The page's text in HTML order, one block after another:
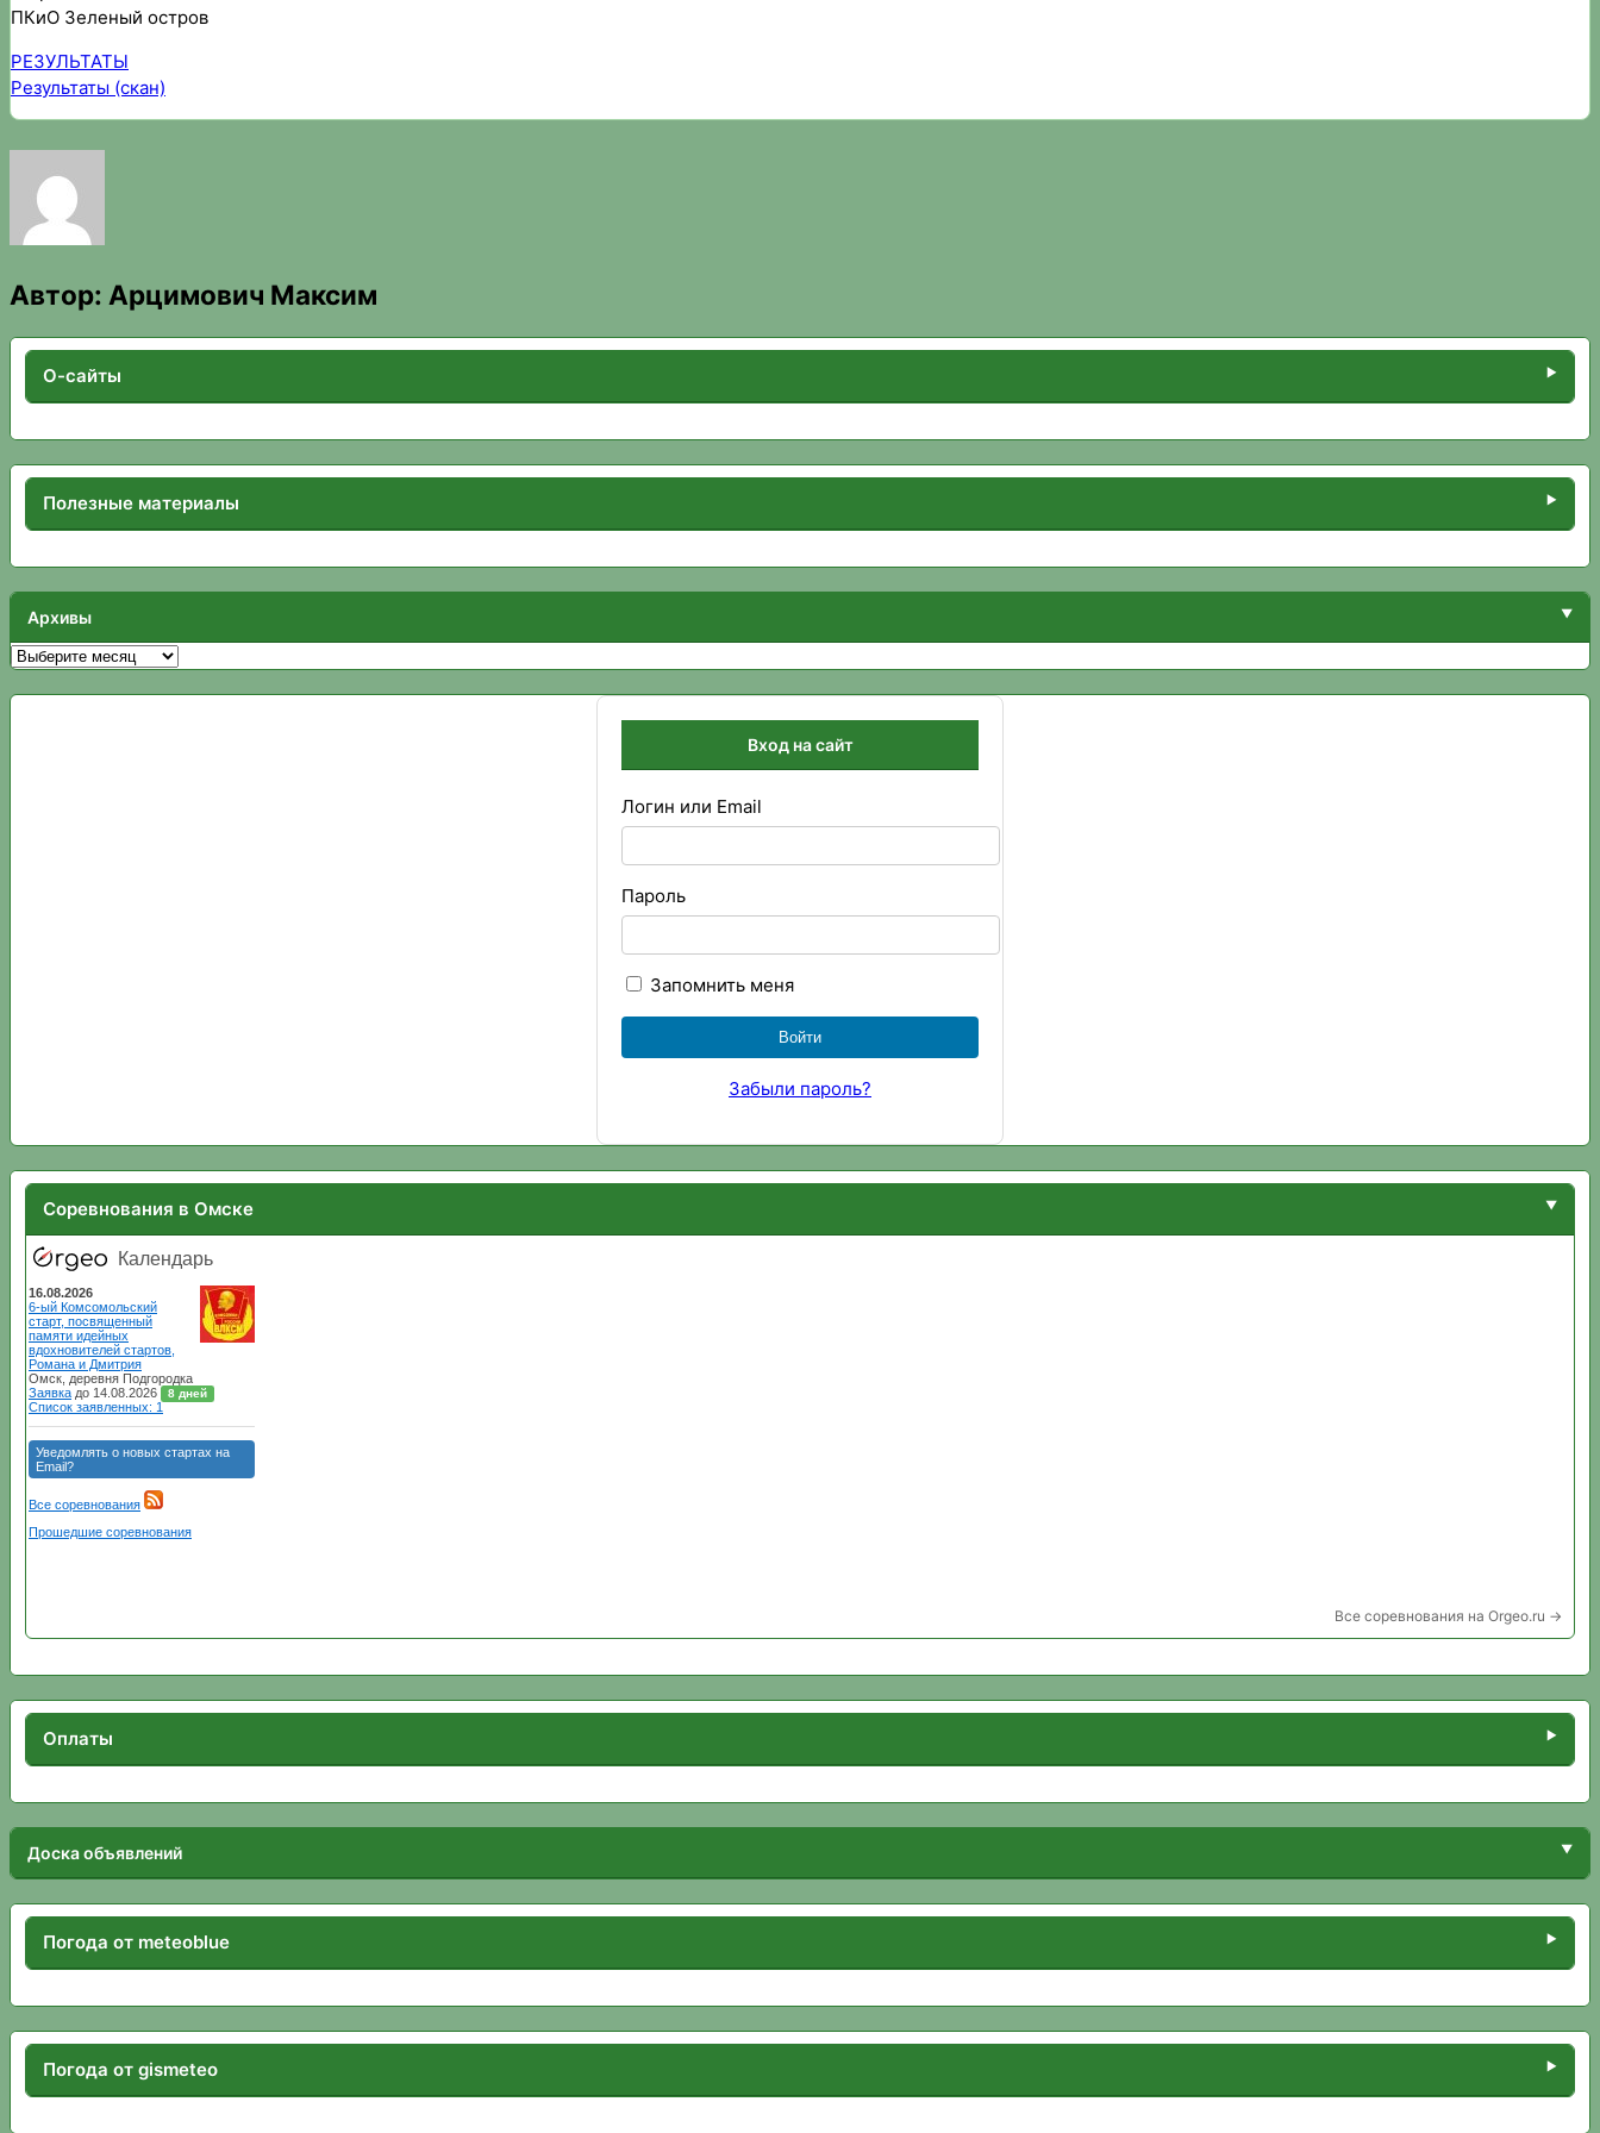
ПКиО Зеленый остров
РЕЗУЛЬТАТЫ
Результаты (скан)
Автор: Арцимович Максим
О-сайты
Полезные материалы
Архивы
Архивы
Вход на сайт
Логин или Email
Пароль
Запомнить меня
Забыли пароль?
Соревнования в Омске
Все соревнования на Orgeo.ru →
Оплаты
Доска объявлений
Погода от meteoblue
Погода от gismeteo